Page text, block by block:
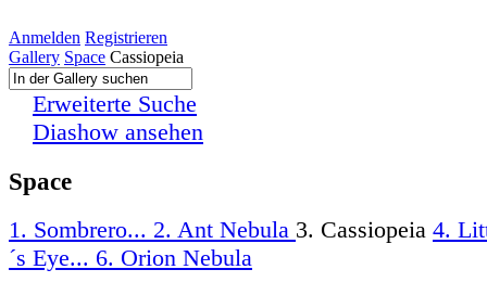
Anmelden Registrieren
Gallery Space Cassiopeia
Erweiterte Suche
Diashow ansehen
Space
1. Sombrero... 2. Ant Nebula 3. Cassiopeia 4.
´s Eye... 6. Orion Nebula